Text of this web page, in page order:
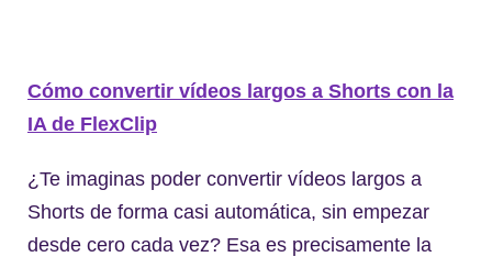
Cómo convertir vídeos largos a Shorts con la
IA de FlexClip
¿Te imaginas poder convertir vídeos largos a
Shorts de forma casi automática, sin empezar
desde cero cada vez? Esa es precisamente la